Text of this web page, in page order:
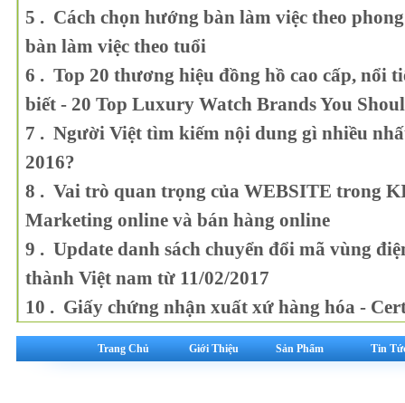
5 . Cách chọn hướng bàn làm việc theo
bàn làm việc theo tuổi
6 . Top 20 thương hiệu đồng hồ cao cấp, nổi
biết - 20 Top Luxury Watch Brands You
7 . Người Việt tìm kiếm nội dung gì nhiều
2016?
8 . Vai trò quan trọng của WEBSITE trong
Marketing online và bán hàng online
9 . Update danh sách chuyển đổi mã vùng
thành Việt nam từ 11/02/2017
10 . Giấy chứng nhận xuất xứ hàng hóa -
Trang Chủ Giới Thiệu Sản Phẩm Tin